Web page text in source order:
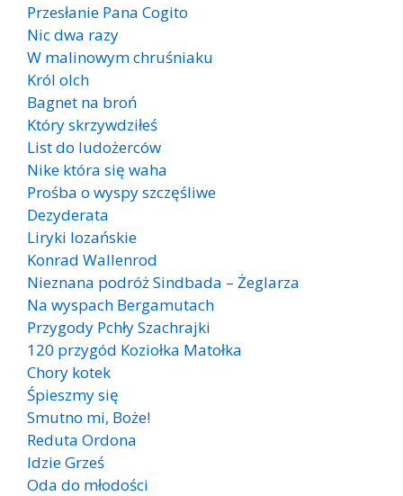
Przesłanie Pana Cogito
Nic dwa razy
W malinowym chruśniaku
Król olch
Bagnet na broń
Który skrzywdziłeś
List do ludożerców
Nike która się waha
Prośba o wyspy szczęśliwe
Dezyderata
Liryki lozańskie
Konrad Wallenrod
Nieznana podróż Sindbada – Żeglarza
Na wyspach Bergamutach
Przygody Pchły Szachrajki
120 przygód Koziołka Matołka
Chory kotek
Śpieszmy się
Smutno mi, Boże!
Reduta Ordona
Idzie Grześ
Oda do młodości